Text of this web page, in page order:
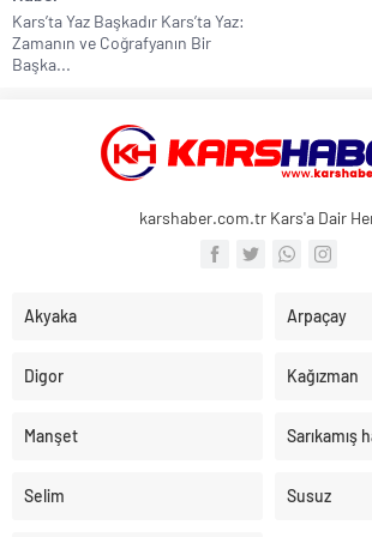
Kars’ta Yaz Başkadır Kars’ta Yaz:
Zamanın ve Coğrafyanın Bir
Başka...
karshaber.com.tr Kars'a Dair
Akyaka Arpaçay
Digor Kağızman
Manşet Sarıkamış
Selim Susuz